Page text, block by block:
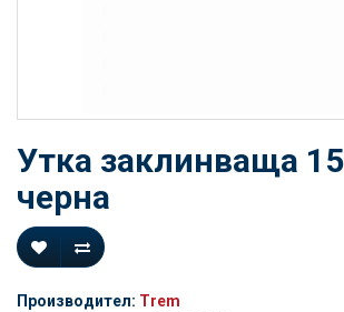
Утка заклинваща
черна
Производител: Trem